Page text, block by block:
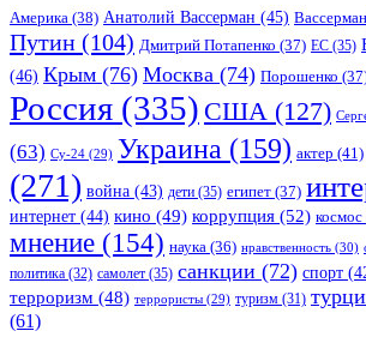
Америка (38) Анатолий Вассерман (45) Вассерман
Путин (104) Дмитрий Потапенко (37) ЕС (35)
(46) Крым (76) Москва (74) Порошенко
Россия (335) США (127)
(63) Су-24 (29) Украина (159) актер (41)
(271) война (43) дети (35) египет (37)
интернет (44) кино (49) коррупция (52) космос
мнение (154) наука (36) нравственность (30)
политика (32) самолет (35) санкции (72) спорт
терроризм (48) террористы (29) туризм (31)
(61)